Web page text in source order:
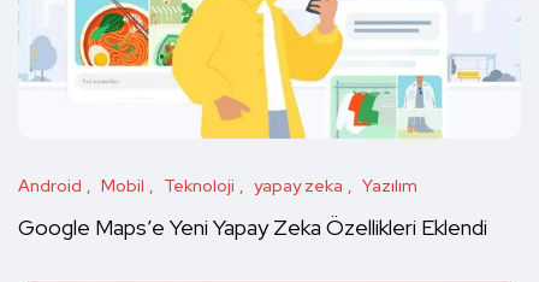
Android Mobil Teknoloji yapay zeka Yazılım
Google Maps’e Yeni Yapay Zeka Özellikleri Eklendi